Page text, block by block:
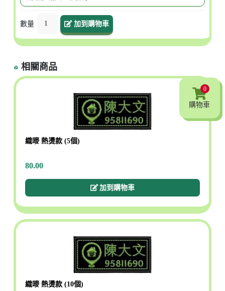
數量 1 加到購物車
0
購物車
相關商品
織嘜 熱燙款 (5個)
80.00
加到購物車
織嘜 熱燙款 (10個)
0
購物車